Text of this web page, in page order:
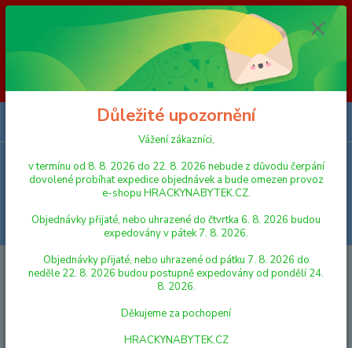
Vážení zákazníci, v termínu od 8. 8. 2026 do 23. 8. 2026 nebude z
důvodu čerpání dovolené probíhat expedice objednávek a bude omezen
provoz e-shopu HRACKYNABYTEK.CZ. Objednávky přijaté, nebo
uhrazené do čtvrtka 6. 8. 2026 budou expedovány v pátek 7. 8. 2026.
Objednávky přijaté, nebo uhrazené od pátku 7. 8. 2026 do neděle 23. 8.
2026 budou postupně expedovány od pondělí 24. 8. 2026. Děkujeme za
pochopení HRACKYNABYTEK.CZ
Menu
Hledat
PUZZLE
PUZZLE PRO NEJMENŠÍ
Důležité upozornění
Vážení zákazníci,
v termínu od 8. 8. 2026 do 22. 8. 2026 nebude z důvodu čerpání
dovolené probíhat expedice objednávek a bude omezen provoz
e-shopu HRACKYNABYTEK.CZ.
Objednávky přijaté, nebo uhrazené do čtvrtka 6. 8. 2026 budou
expedovány v pátek 7. 8. 2026.
Objednávky přijaté, nebo uhrazené od pátku 7. 8. 2026 do
neděle 22. 8. 2026 budou postupně expedovány od pondělí 24.
8. 2026.
Děkujeme za pochopení
HRACKYNABYTEK.CZ